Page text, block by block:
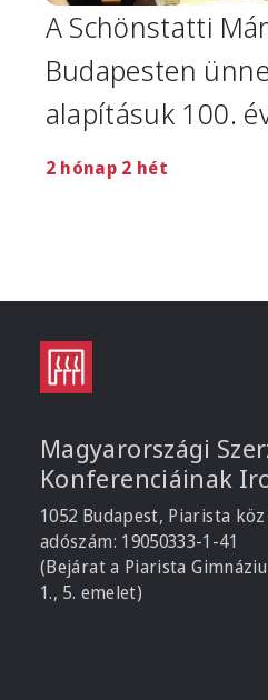
A Schönstatti
Budapesten
alapításuk 100.
2 hónap 2 hét
Magyarországi
Konferenciáinak
1052 Budapest, Piarista köz
adószám: 19050333-1-41
(Bejárat a Piarista
1., 5. emelet)